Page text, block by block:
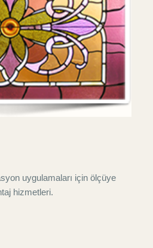
uygulamaları için ölçüye
hizmetleri.